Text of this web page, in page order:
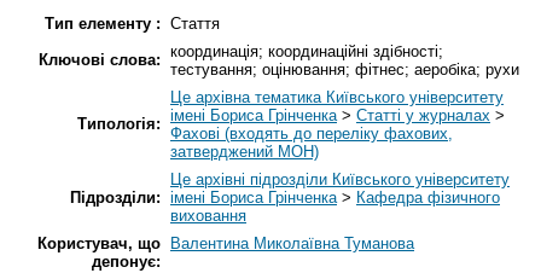
Тип елементу : Стаття
Ключові слова: координація; координаційні здібності;
тестування; оцінювання; фітнес; аеробіка; рухи
Типологія:
Це архівна тематика Київського університету
імені Бориса Грінченка> Статті у журналах >
Фахові (входять до переліку фахових,
затверджений МОН)
Підрозділи:
Це архівні підрозділи Київського університету
імені Бориса Грінченка> Кафедра фізичного
виховання
Користувач, що
депонує:
Валентина Миколаївна Туманова